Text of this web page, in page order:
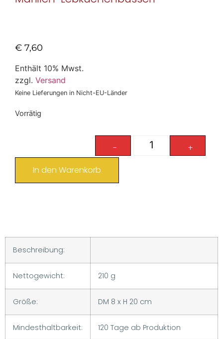
€ 7,60
Enthält 10% Mwst.
zzgl. Versand
Keine Lieferungen in Nicht-EU-Länder
Vorrätig
-
+
In den Warenkorb
Beschreibung:
Nettogewicht: 210 g
Größe: DM 8 x H 20 cm
Mindesthaltbarkeit: 120 Tage ab Produktion